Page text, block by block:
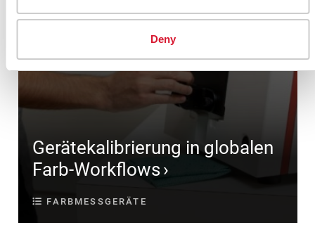
Deny
Gerätekalibrierung in globalen
Farb-Workflows
FARBMESSGERÄTE